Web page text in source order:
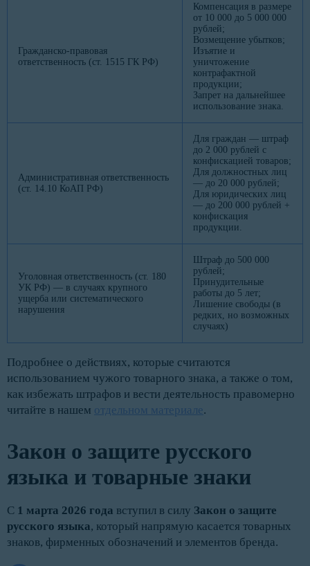
Гражданско-правовая
ответственность (ст. 1515 ГК РФ)
Компенсация в размере
от 10 000 до 5 000 000
рублей;
Возмещение убытков;
Изъятие и
уничтожение
контрафактной
продукции;
Запрет на дальнейшее
использование знака.
Административная ответственность
(ст. 14.10 КоАП РФ)
Для граждан — штраф
до 2 000 рублей с
конфискацией товаров;
Для должностных лиц
— до 20 000 рублей;
Для юридических лиц
— до 200 000 рублей +
конфискация
продукции.
Уголовная ответственность (ст. 180
УК РФ) — в случаях крупного
ущерба или систематического
нарушения
Штраф до 500 000
рублей;
Принудительные
работы до 5 лет;
Лишение свободы (в
редких, но возможных
случаях)
Подробнее о действиях, которые считаются
использованием чужого товарного знака, а также о том,
как избежать штрафов и вести деятельность правомерно
читайте в нашем отдельном материале.
Закон о защите русского
языка и товарные знаки
С 1 марта 2026 года вступил в силу Закон о защите
русского языка, который напрямую касается товарных
знаков, фирменных обозначений и элементов бренда.